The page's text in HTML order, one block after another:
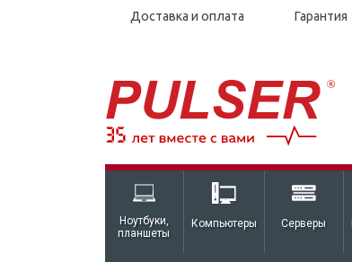
Доставка и оплата Гарантия
Ноутбуки,
планшеты
Компьютеры Серверы